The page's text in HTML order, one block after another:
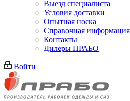
Выезд специалиста
Условия доставки
Опытная носка
Справочная информация
Контакты
Дилеры ПРАБО
Войти